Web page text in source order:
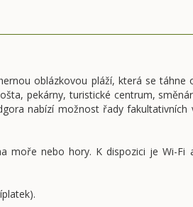
oblázkovou pláží, která se táhne
pekárny, turistické centrum,
nabízí možnost řady
moře nebo hory. K dispozici je Wi-Fi